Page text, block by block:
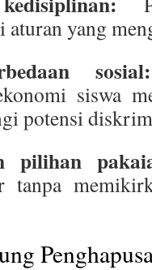
yang
sosial:
siswa
potensi
pilihan
tanpa